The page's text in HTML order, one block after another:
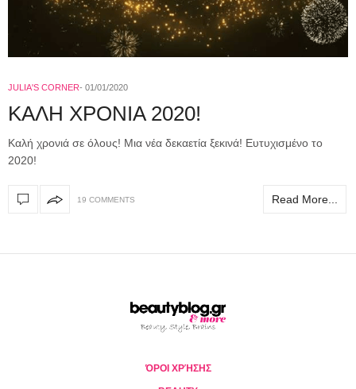
JULIA'S CORNER 01/01/2020
ΚΑΛΗ ΧΡΟΝΙΑ 2020!
Καλή χρονιά σε όλους! Μια νέα δεκαετία ξεκινά! Ευτυχισμένο το
2020!
19 COMMENTS Read More...
ΌΡΟΙ ΧΡΉΣΗΣ